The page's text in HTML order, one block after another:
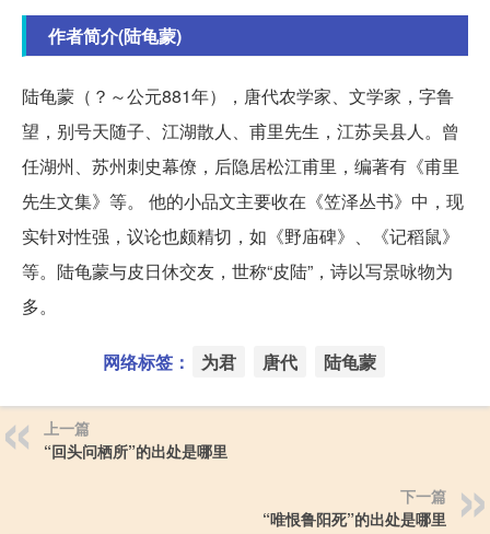
作者简介(陆龟蒙)
陆龟蒙（？～公元881年），唐代农学家、文学家，字鲁
望，别号天随子、江湖散人、甫里先生，江苏吴县人。曾
任湖州、苏州刺史幕僚，后隐居松江甫里，编著有《甫里
先生文集》等。 他的小品文主要收在《笠泽丛书》中，现
实针对性强，议论也颇精切，如《野庙碑》、《记稻鼠》
等。陆龟蒙与皮日休交友，世称“皮陆”，诗以写景咏物为
多。
网络标签： 为君 唐代 陆龟蒙
上一篇
“回头问栖所”的出处是哪里
下一篇
“唯恨鲁阳死”的出处是哪里